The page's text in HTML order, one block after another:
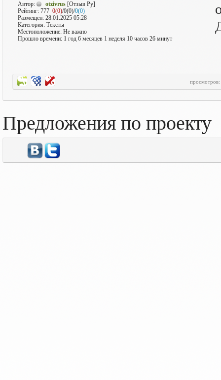
Автор: otzivrus [Отзыв Ру]
Рейтинг: 777 0(0)/0(0)/0(0)
Размещен: 28.01.2025 05:28
Категория: Тексты
Местоположение: Не важно
Прошло времени: 1 год 6 месяцев 1 неделя 10 часов 26 минут
просмотров:
Предложения по проекту